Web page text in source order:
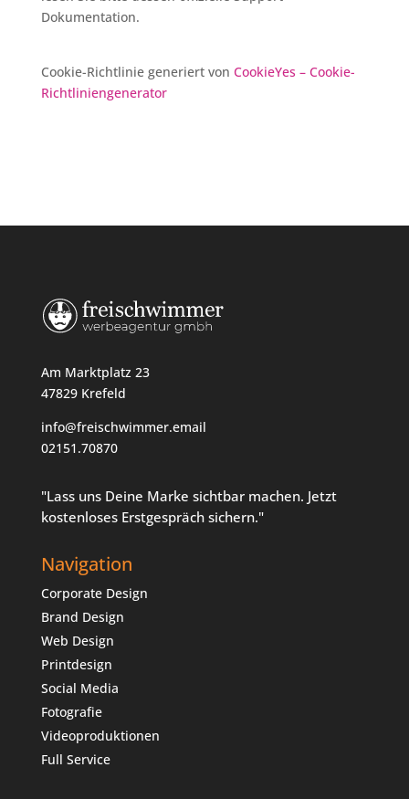
Dokumentation.
Cookie-Richtlinie generiert von CookieYes – Cookie-
Richtliniengenerator
Am Marktplatz 23
47829 Krefeld
info@freischwimmer.email
02151.70870
"Lass uns Deine Marke sichtbar machen. Jetzt
kostenloses Erstgespräch sichern."
Navigation
Corporate Design
Brand Design
Web Design
Printdesign
Social Media
Fotografie
Videoproduktionen
Full Service